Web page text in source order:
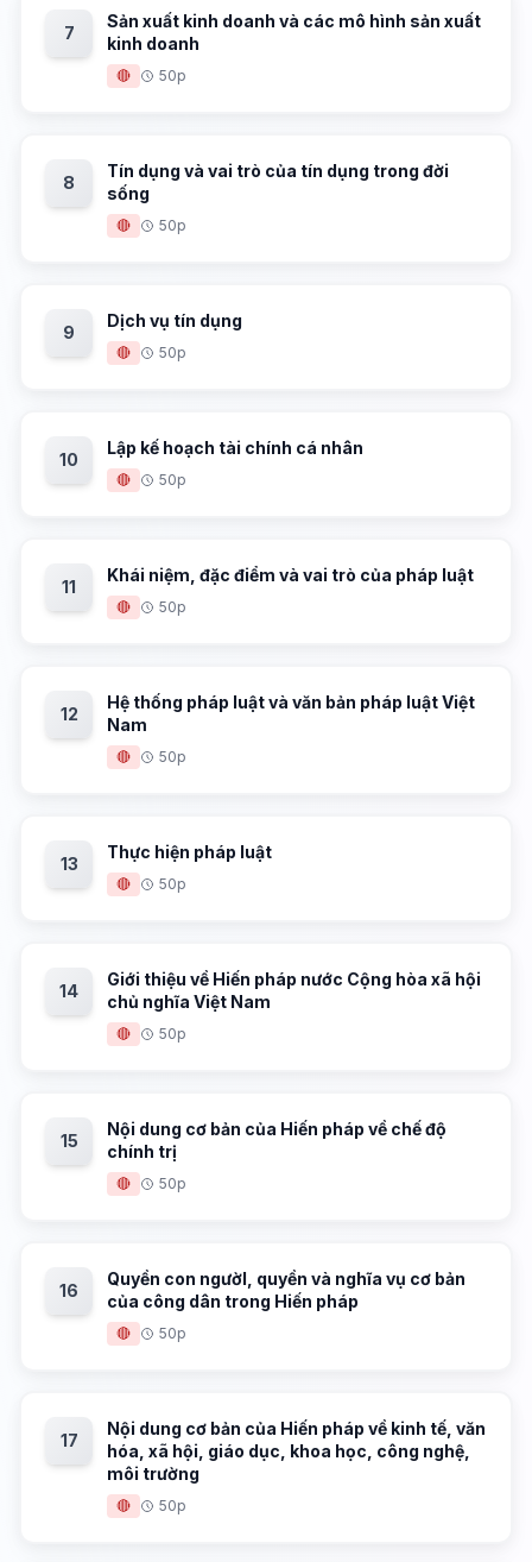
7
Sản xuất kinh doanh và các mô hình sản xuất
kinh doanh
🔴 50p
8
Tín dụng và vai trò của tín dụng trong đời
sống
🔴 50p
9
Dịch vụ tín dụng
🔴 50p
10
Lập kế hoạch tài chính cá nhân
🔴 50p
11
Khái niệm, đặc điểm và vai trò của pháp luật
🔴 50p
12
Hệ thống pháp luật và văn bản pháp luật Việt
Nam
🔴 50p
13
Thực hiện pháp luật
🔴 50p
14
Giới thiệu về Hiến pháp nước Cộng hòa xã hội
chủ nghĩa Việt Nam
🔴 50p
15
Nội dung cơ bản của Hiến pháp về chế độ
chính trị
🔴 50p
16
Quyền con ngườI, quyền và nghĩa vụ cơ bản
của công dân trong Hiến pháp
🔴 50p
17
Nội dung cơ bản của Hiến pháp về kinh tế, văn
hóa, xã hội, giáo dục, khoa học, công nghệ,
môi trường
🔴 50p